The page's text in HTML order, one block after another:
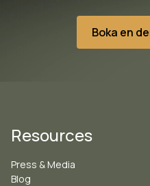
Boka en
Resources
Press & Media
Blog